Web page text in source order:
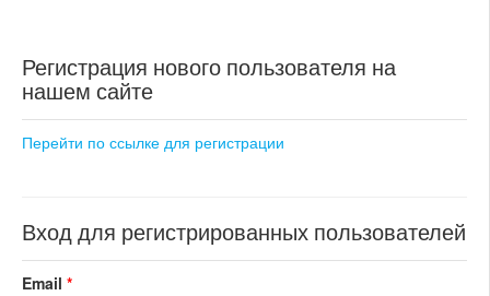
состояние: новостройка
номер объекта:20412
Регистрация нового пользователя на
нашем сайте
Перейти по ссылке для регистрации
Вход для регистрированных пользователей
Email *